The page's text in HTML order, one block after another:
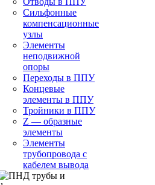
Сильфонные
компенсационные
узлы
Элементы
неподвижной
опоры
Переходы в ППУ
Концевые
элементы в ППУ
Тройники в ППУ
Z — образные
элементы
Элементы
трубопровода с
кабелем вывода